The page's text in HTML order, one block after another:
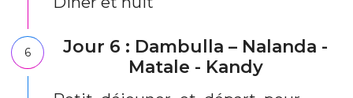
6
Jour 6 : Dambulla – Nalanda -
Matale - Kandy